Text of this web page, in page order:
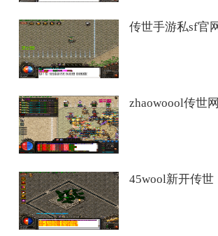
传世手游私sf官
zhaowoool传世网
45wool新开传世